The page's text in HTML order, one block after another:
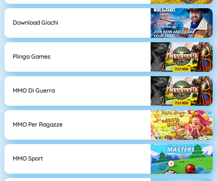
Download Giochi
Plinga Games
MMO Di Guerra
MMO Per Ragazze
MMO Sport